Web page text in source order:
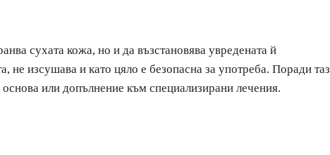
сухата кожа, но и да възстановява увредената й
не изсушава и като цяло е безопасна за употреба. Поради
или допълнение към специализирани лечения.